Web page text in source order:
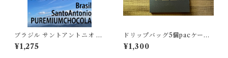
ブラジル サントアントニオ プ
レミアムショコラ【コク,苦味,
甘味,ナッツ】150g~
¥1,275
ドリップバッグ5個pacケース
【手土産に最適、プチギフ
ト】
¥1,300